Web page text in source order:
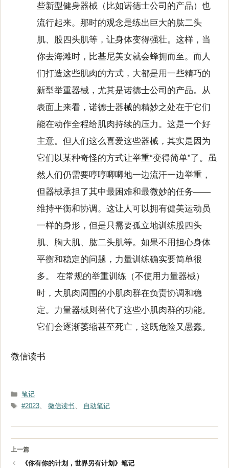
些新型健身器械（比如诺德士公司的产品）也
流行起来。那时的观念是练出巨大的肱二头
肌、股四头肌等，让身体变得强壮。这样，当
你去海滩时，比基尼美女就会蜂拥而至。而人
们打造这些肌肉的方式，大都是用一些精巧的
新型举重器械，尤其是诺德士公司的产品。从
表面上来看，诺德士器械的精妙之处在于它们
能在动作全程给肌肉持续的压力。这是一个好
主意。但人们这么喜爱这些器械，其实是因为
它们以某种奇怪的方式让举重“变得简单”了。虽
然人们仍需要哼哼唧唧地一边流汗一边举重，
但器械承担了其中最困难和最微妙的任务——
维持平衡和协调。这让人可以拥有健美运动员
一样的身形，但是只需要孤立地训练股四头
肌、胸大肌、肱二头肌等。如果不用担心身体
平衡和稳定的问题，力量训练确实要简单很
多。 在常规的举重训练（不使用力量器械）
时，大肌肉周围的小肌肉群在负责协调和稳
定。力量器械则替代了这些小肌肉群的功能。
它们会逐渐萎缩甚至死亡，这既危险又愚蠢。
微信读书
分
类
笔记
标
#2023、 微信读书、 自动笔记
《你有你的计划，世界另有计划》笔记